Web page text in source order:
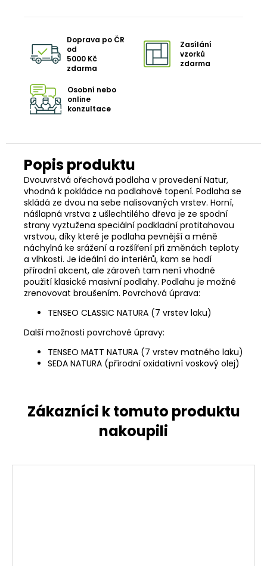
Doprava po ČR
od
5000 Kč
zdarma
Zasílání
vzorků
zdarma
Osobní nebo
online
konzultace
Dvouvrstvá ořechová podlaha v provedení Natur,
vhodná k pokládce na podlahové topení. Podlaha se
skládá ze dvou na sebe nalisovaných vrstev. Horní,
nášlapná vrstva z ušlechtilého dřeva je ze spodní
strany vyztužena speciální podkladní protitahovou
vrstvou, díky které je podlaha pevnější a méně
náchylná ke srážení a rozšíření při změnách teploty
a vlhkosti. Je ideální do interiérů, kam se hodí
přírodní akcent, ale zároveň tam není vhodné
použití klasické masivní podlahy. Podlahu je možné
zrenovovat broušením. Povrchová úprava:
TENSEO CLASSIC NATURA (7 vrstev laku)
Další možnosti povrchové úpravy:
TENSEO MATT NATURA (7 vrstev matného laku)
SEDA NATURA (přírodní oxidativní voskový olej)